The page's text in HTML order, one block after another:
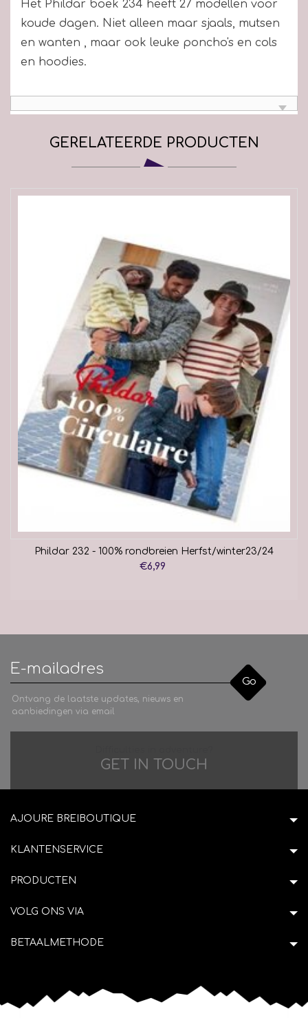
Het Phildar boek 234 heeft 27 modellen voor
koude dagen. Niet alleen maar sjaals, mutsen
en wanten , maar ook leuke poncho's en cols
en hoodies.
GERELATEERDE PRODUCTEN
Phildar 232 - 100% rondbreien Herfst/winter23/24
€6,99
Go
Ontvang de laatste updates, nieuws en
aanbiedingen via email
GET IN TOUCH
AJOURE BREIBOUTIQUE
KLANTENSERVICE
PRODUCTEN
VOLG ONS VIA
BETAALMETHODE